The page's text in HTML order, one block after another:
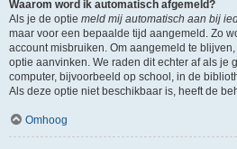
Waarom word ik automatisch afgemeld?
Als je de optie meld mij automatisch aan bij
maar voor een bepaalde tijd aangemeld. Zo
account misbruiken. Om aangemeld te
optie aanvinken. We raden dit echter af als je
computer, bijvoorbeeld op school, in de
Als deze optie niet beschikbaar is, heeft de
Omhoog